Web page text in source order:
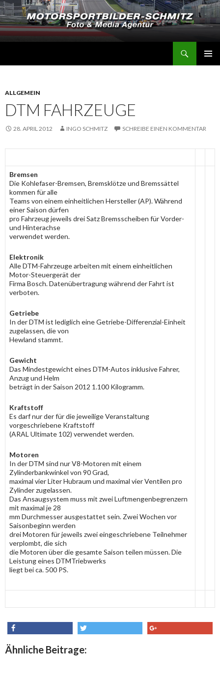
ALLGEMEIN
DTM FAHRZEUGE
28. APRIL 2012 INGO SCHMITZ SCHREIBE EINEN KOMMENTAR
Bremsen
Die Kohlefaser-Bremsen, Bremsklötze und Bremssättel
kommen für alle
Teams von einem einheitlichen Hersteller (AP). Während
einer Saison dürfen
pro Fahrzeug jeweils drei Satz Bremsscheiben für Vorder-
und Hinterachse
verwendet werden.
Elektronik
Alle DTM-Fahrzeuge arbeiten mit einem einheitlichen
Motor-Steuergerät der
Firma Bosch. Datenübertragung während der Fahrt ist
verboten.
Getriebe
In der DTM ist lediglich eine Getriebe-Differenzial-Einheit
zugelassen, die von
Hewland stammt.
Gewicht
Das Mindestgewicht eines DTM-Autos inklusive Fahrer,
Anzug und Helm
beträgt in der Saison 2012 1.100 Kilogramm.
Kraftstoff
Es darf nur der für die jeweilige Veranstaltung
vorgeschriebene Kraftstoff
(ARAL Ultimate 102) verwendet werden.
Motoren
In der DTM sind nur V8-Motoren mit einem
Zylinderbankwinkel von 90 Grad,
maximal vier Liter Hubraum und maximal vier Ventilen pro
Zylinder zugelassen.
Das Ansaugsystem muss mit zwei Luftmengenbegrenzern
mit maximal je 28
mm Durchmesser ausgestattet sein. Zwei Wochen vor
Saisonbeginn werden
drei Motoren für jeweils zwei eingeschriebene Teilnehmer
verplombt, die sich
die Motoren über die gesamte Saison teilen müssen. Die
Leistung eines DTMTriebwerks
liegt bei ca. 500 PS.
share
Ähnliche Beitrage: